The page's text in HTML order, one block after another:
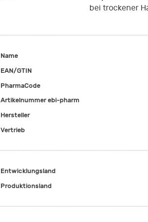
bei trockener
Name
EAN/GTIN
PharmaCode
Artikelnummer ebi-pharm
Hersteller
Vertrieb
Entwicklungsland
Produktionsland